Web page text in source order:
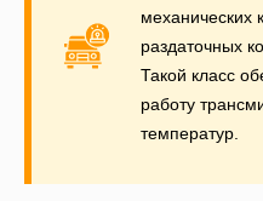
механических
раздаточных
Такой класс
работу
температур.